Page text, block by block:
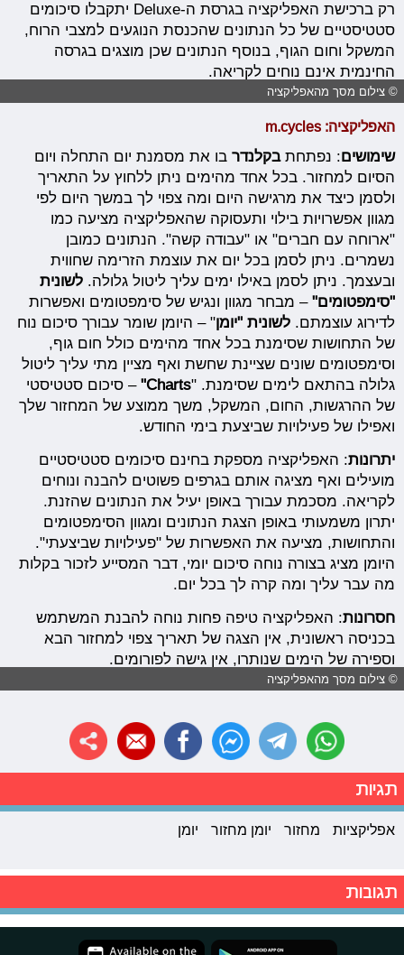
רק ברכישת האפליקציה בגרסת ה-Deluxe יתקבלו סיכומים
סטטיסטיים של כל הנתונים שהכנסת הנוגעים למצבי הרוח,
המשקל וחום הגוף, בנוסף הנתונים שכן מוצגים בגרסה
החינמית אינם נוחים לקריאה.
© צילום מסך מהאפליקציה
האפליקציה:m.cycles
שימושים: נפתחתבקלנדר בו את מסמנת יום התחלה ויום
הסיום למחזור. בכל אחד מהימים ניתן ללחוץ על התאריך
ולסמן כיצד את מרגישה היום ומה צפוי לך במשך היום לפי
מגוון אפשרויות בילוי ותעסוקה שהאפליקציה מציעה כמו
"ארוחה עם חברים" או "עבודה קשה". הנתונים כמובן
נשמרים. ניתן לסמן בכל יום את עוצמת הזרימה שחווית
ובעצמך. ניתן לסמן באילו ימים עליך ליטול גלולה.לשונית
"סימפטומים" – מבחר מגוון ונגיש של סימפטומים ואפשרות
לדירוג עוצמתם.לשונית "יומן" – היומן שומר עבורך סיכום נוח
של התחושות שסימנת בכל אחד מהימים כולל חום גוף,
וסימפטומים שונים שציינת שחשת ואף מציין מתי עליך ליטול
גלולה בהתאם לימים שסימנת. "Charts" – סיכום סטטיסטי
של ההרגשות, החום, המשקל, משך ממוצע של המחזור שלך
ואפילו של פעילויות שביצעת בימי החודש.
יתרונות: האפליקציה מספקת בחינם סיכומים סטטיסטיים
מועילים ואף מציגה אותם בגרפים פשוטים להבנה ונוחים
לקריאה. מסכמת עבורך באופן יעיל את הנתונים שהזנת.
יתרון משמעותי באופן הצגת הנתונים ומגוון הסימפטומים
והתחושות, מציעה את האפשרות של "פעילויות שביצעתי".
היומן מציג בצורה נוחה סיכום יומי, דבר המסייע לזכור בקלות
מה עבר עליך ומה קרה לך בכל יום.
חסרונות: האפליקציה טיפה פחות נוחה להבנת המשתמש
בכניסה ראשונית, אין הצגה של תאריך צפוי למחזור הבא
וספירה של הימים שנותרו, אין גישה לפורומים.
© צילום מסך מהאפליקציה
תגיות
אפליקציות מחזור יומן מחזור יומן
תגובות